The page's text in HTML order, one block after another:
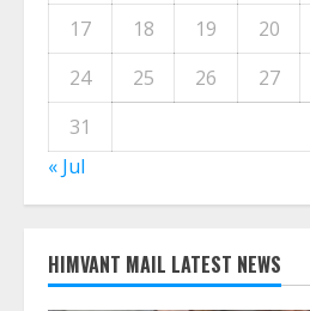
17
18 19 20
24
25 26 27
31
« Jul
HIMVANT MAIL LATEST NEWS